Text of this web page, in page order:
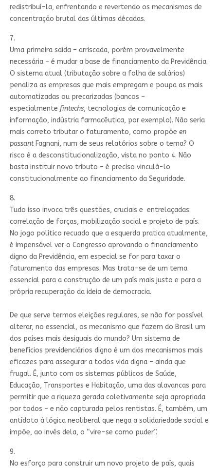
redistribuí-la, enfrentando e revertendo os mecanismos de
concentração brutal das últimas décadas.
7.
Uma primeira saída – arriscada, porém provavelmente
necessária – é mudar a base de financiamento da Previdência.
O sistema atual (tributação sobre a folha de salários)
penaliza as empresas que mais empregam e poupa as mais
automatizadas ou precarizadas (bancos –
especialmente fintechs, tecnologias de comunicação e
informação, indústria farmacêutica, por exemplo). Não seria
mais correto tributar o faturamento, como propõe en
passantFagnani, num de seus relatórios sobre o tema? O
risco é a desconstitucionalização, vista no ponto 4. Não
basta instituir novo tributo – é preciso vinculá-lo
constitucionalmente ao financiamento da Seguridade.
8.
Tudo isso invoca três questões, cruciais e entrelaçadas:
correlação de forças, mobilização social e projeto de país.
No jogo político recuado que a esquerda pratica atualmente,
é impensável ver o Congresso aprovando o financiamento
digno da Previdência, em especial se for para taxar o
faturamento das empresas. Mas trata-se de um tema
essencial para a construção de um país mais justo e para a
própria recuperação da ideia de democracia.
De que serve termos eleições regulares, se não for possível
alterar, no essencial, os mecanismo que fazem do Brasil um
dos países mais desiguais do mundo? Um sistema de
benefícios previdenciários digno é um dos mecanismos mais
eficazes para assegurar a todos vida digna – ainda que
frugal. É, junto com os sistemas públicos de Saúde,
Educação, Transportes e Habitação, uma das alavancas para
permitir que a riqueza gerada coletivamente seja apropriada
por todos – e não capturada pelos rentistas. É, também, um
antídoto à lógica neoliberal que nega a solidariedade social e
impõe, ao invés dela, o “vire-se como puder”.
9.
No esforço para construir um novo projeto de país, quais